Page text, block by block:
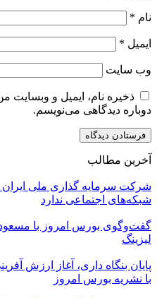
نام *
ایمیل *
وب‌ سایت
ذخیره نام، ایمیل و وبسایت
دوباره دیدگاهی می‌نویسم.
آخرین مطالب
شرکت سرمایه گذاری ملی ایران
شبکه‌های اجتماعی ندارد
گفت‌وگوی بورس امروز با مسعود
لیزینگ
پایان بنگاه داری، آغاز ارزش
با نشریه بورس امروز